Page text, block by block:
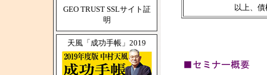
GEO TRUST SSLサイト証
明
天風「成功手帳」2019
以上、